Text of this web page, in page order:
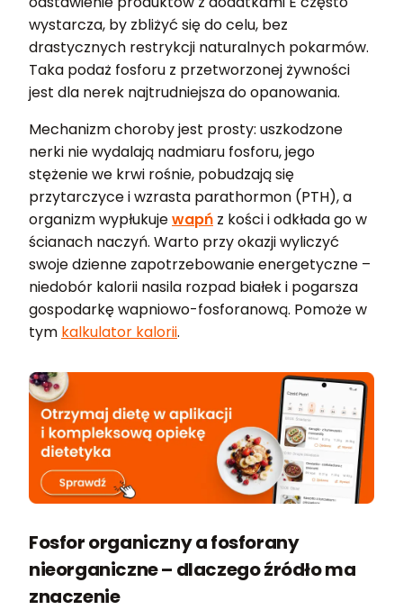
wystarcza, by zbliżyć się do celu, bez
drastycznych restrykcji naturalnych pokarmów.
Taka podaż fosforu z przetworzonej żywności
jest dla nerek najtrudniejsza do opanowania.
Mechanizm choroby jest prosty: uszkodzone
nerki nie wydalają nadmiaru fosforu, jego
stężenie we krwi rośnie, pobudzają się
przytarczyce i wzrasta parathormon (PTH), a
organizm wypłukujewapń z kości i odkłada go w
ścianach naczyń. Warto przy okazji wyliczyć
swoje dzienne zapotrzebowanie energetyczne –
niedobór kalorii nasila rozpad białek i pogarsza
gospodarkę wapniowo-fosforanową. Pomoże w
tym kalkulator kalorii.
Fosfor organiczny a fosforany
nieorganiczne – dlaczego źródło ma
znaczenie